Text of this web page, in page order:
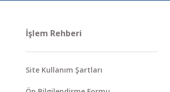
İşlem Rehberi
Site Kullanım Şartları